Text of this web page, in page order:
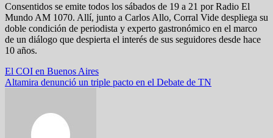
Consentidos se emite todos los sábados de 19 a 21 por Radio El
Mundo AM 1070. Allí, junto a Carlos Allo, Corral Vide despliega su
doble condición de periodista y experto gastronómico en el marco
de un diálogo que despierta el interés de sus seguidores desde hace
10 años.
Navegación
de
El COI en Buenos Aires
Altamira denunció un triple pacto en el Debate de TN